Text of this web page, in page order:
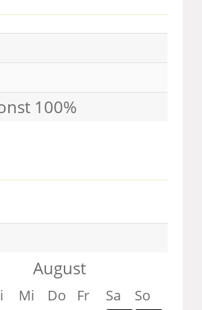
100%
August
Mi Do Fr Sa
So